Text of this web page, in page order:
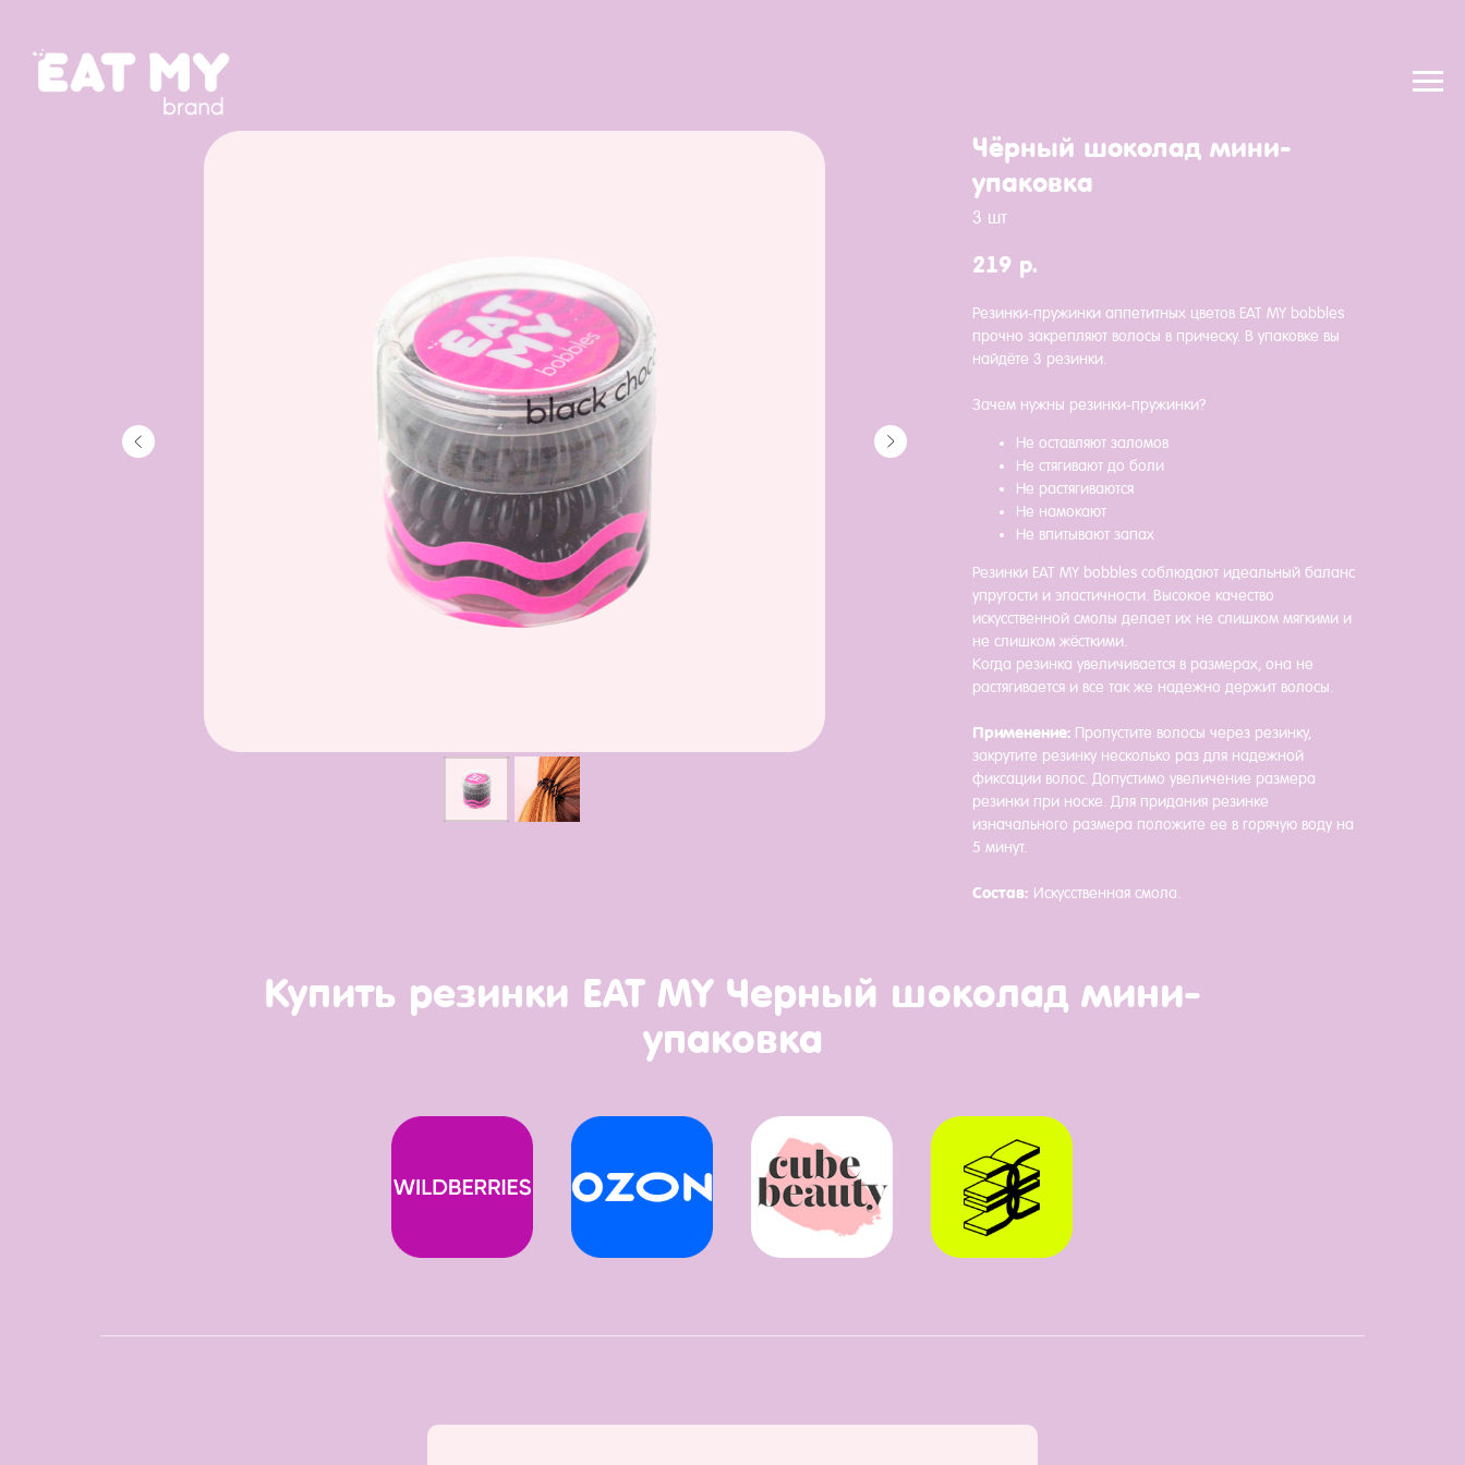
Чёрный шоколад мини-
упаковка
3 шт
219 р.
Резинки-пружинки аппетитных цветов EAT MY bobbles
прочно закрепляют волосы в прическу. В упаковке вы
найдёте 3 резинки.
Зачем нужны резинки-пружинки?
Не оставляют заломов
Не стягивают до боли
Не растягиваются
Не намокают
Не впитывают запах
Резинки EAT MY bobbles соблюдают идеальный баланс
упругости и эластичности. Высокое качество
искусственной смолы делает их не слишком мягкими и
не слишком жёсткими.
Когда резинка увеличивается в размерах, она не
растягивается и все так же надежно держит волосы.
Применение: Пропустите волосы через резинку,
закрутите резинку несколько раз для надежной
фиксации волос. Допустимо увеличение размера
резинки при носке. Для придания резинке
изначального размера положите ее в горячую воду на
5 минут.
Состав: Искусственная смола.
Купить резинки EAT MY Черный шоколад мини-
упаковка